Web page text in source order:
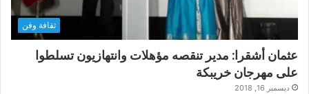
ثقافة وفن
عثمان أشقرا: مدير تنقصه مؤهلات وانتهازيون تسلطوا
على مهرجان خريبكة
ديسمبر 16, 2018